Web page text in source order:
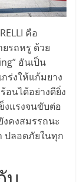
คือ
รถหรู ด้วย
อันเป็น
ร่งให้แก้มยาง
อนได้อย่างดียิ่ง
งแรงจนขับต่อ
งคงสมรรถนะ
ปลอดภัยในทุก